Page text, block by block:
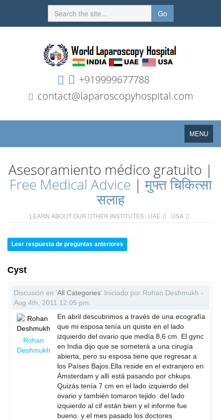
Go
+919999677788
contact@laparoscopyhospital.com
Toggle
navigation
MENU
Asesoramiento médico gratuito |
Free Medical Advice |मुफ्त चिकित्सा
सलाह
LEARN ABOUT OUR OTHER INSTITUTES: UAE USA
Leer respuesta de preguntas anteriores
Cyst
Discusión en 'All Categories' Iniciado por Rohan Deshmukh -
Aug 4th, 2011 12:05 pm.
Rohan
Deshmukh
En abril descubrimos a través de una ecografía
que mi esposa tenía un quiste en el lado
izquierdo del ovario que medía 8,6 cm. El gync
en India dijo que se someterá a una cirugía
abierta, pero su esposa tiene que regresar a
los Países Bajos.Ella reside en el extranjero en
Ámsterdam y allí está pasando por chkups.
Quizás tenía 7 cm en el lado izquierdo del
ovario y también tomaron tejido. del lado
izquierdo al cif están bien y el informe fue
bueno. y el mes pasado los doctores